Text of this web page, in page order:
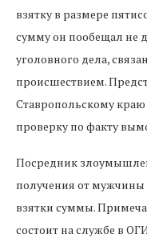
взятку в размере
сумму он пообещал не
уголовного дела,
происшествием.
Ставропольскому
проверку по факту
Посредник
получения от мужчины
взятки суммы.
состоит на службе в